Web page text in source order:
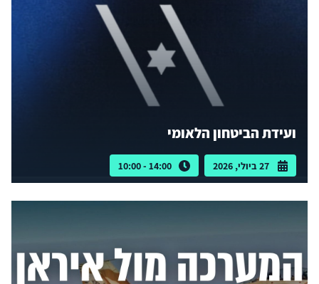
ועידת הביטחון הלאומי
27 ביולי, 2026 14:00 - 10:00